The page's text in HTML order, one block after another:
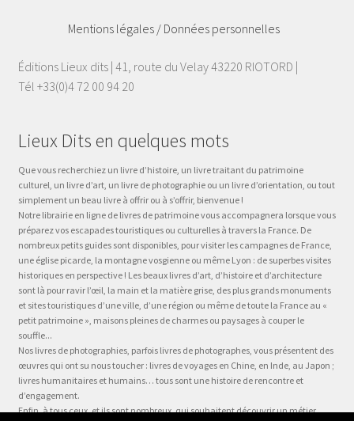
Mentions légales / Données personnelles
Éditions Lieux dits | 41, route du Velay 43220 RIOTORD |
Tél +33(0)4 72 00 94 20
Lieux Dits en quelques mots
Que vous recherchiez un livre d’histoire, un livre traitant du patrimoine
culturel, un livre d’art, un livre de photographie ou un livre d’orientation, ou tout
simplement un beau livre à offrir ou à s’offrir, bienvenue !
Notre librairie en ligne de livres de patrimoine vous accompagnera lorsque vous
préparez vos escapades touristiques ou culturelles à travers la France. De
nombreux petits guides sont disponibles, pour visiter les campagnes de France,
une église picarde, la montagne vosgienne ou même Lyon : de superbes visites
historiques en perspective ! Les beaux livres d’art, d’histoire et d’architecture
sont là pour ravir l’œil, la main et la matière grise, des plus grands monuments
et sites touristiques d’une ville, d’une région ou même de toute la France au «
petit patrimoine », maisons pleines de charmes ou paysages à couper le
souffle...
Nos livres de photographies, parfois livres de photographes, vous présentent des
œuvres qui ont su nous toucher : livres de voyages en Chine, en Inde, au Japon ;
livres humanitaires et humains… tous sont une histoire de rencontre et
d’engagement.
Enfin, à tous ceux, et ils sont nombreux, qui souhaitent découvrir un métier,